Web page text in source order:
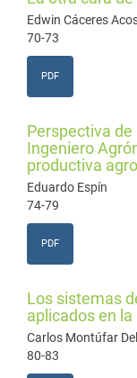
Edwin Cáceres
70-73
PDF
Perspectiva
Ingeniero
productiva
Eduardo Espín
74-79
PDF
Los sistemas
aplicados en
Carlos Montúfar
80-83